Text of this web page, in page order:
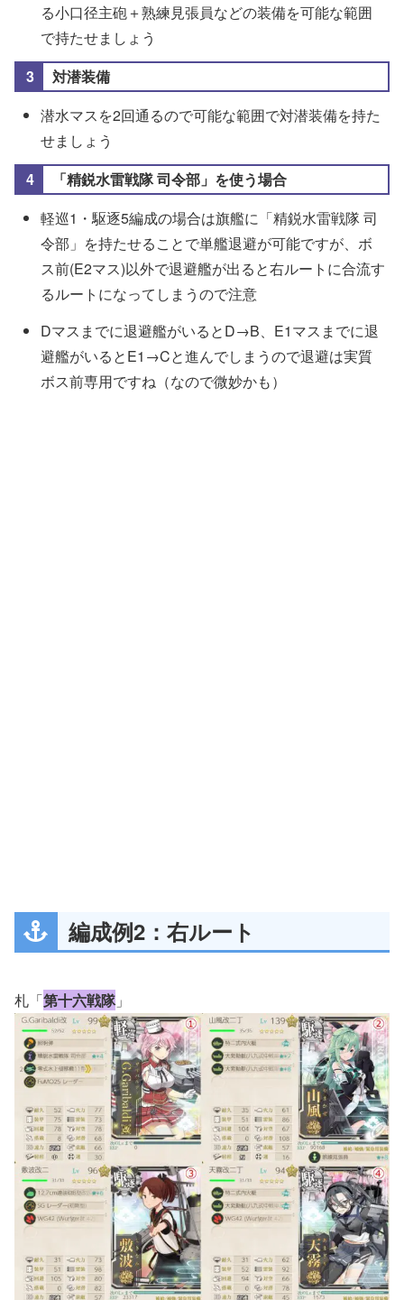
る小口径主砲＋熟練見張員などの装備を可能な範囲
で持たせましょう
対潜装備
潜水マスを2回通るので可能な範囲で対潜装備を持た
せましょう
「精鋭水雷戦隊 司令部」を使う場合
軽巡1・駆逐5編成の場合は旗艦に「精鋭水雷戦隊 司
令部」を持たせることで単艦退避が可能ですが、ボ
ス前(E2マス)以外で退避艦が出ると右ルートに合流す
るルートになってしまうので注意
Dマスまでに退避艦がいるとD→B、E1マスまでに退
避艦がいるとE1→Cと進んでしまうので退避は実質
ボス前専用ですね（なので微妙かも）
編成例2：右ルート
札「第十六戦隊」